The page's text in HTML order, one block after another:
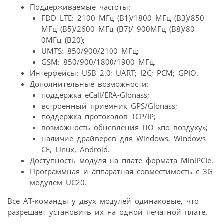
Поддерживаемые частоты:
FDD LTE: 2100 МГц (B1)/1800 МГц (B3)/850
МГц (B5)/2600 МГц (B7)/ 900МГц (B8)/80
0МГц (B20);
UMTS: 850/900/2100 МГц;
GSM: 850/900/1800/1900 МГц.
Интерфейсы: USB 2.0; UART; I2C; PCM; GPIO.
Дополнительные возможности:
поддержка eCall/ERA-Glonass;
встроенный приемник GPS/Glonass;
поддержка протоколов TCP/IP;
возможность обновления ПО «по воздуху»;
наличие драйверов для Windows, Windows
CE, Linux, Android.
Доступность модуля на плате формата MiniPCIe.
Программная и аппаратная совместимость с 3G-
модулем UC20.
Все AT-команды у двух модулей одинаковые, что
разрешает установить их на одной печатной плате.